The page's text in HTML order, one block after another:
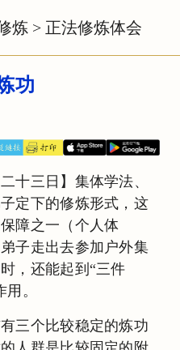
炼 > 正法修炼体会
功
十三日】集体学法、
定下的修炼形式，这
障之一（个人体
子走出去参加户外集
，还能起到“三件
。
三个比较稳定的炼功